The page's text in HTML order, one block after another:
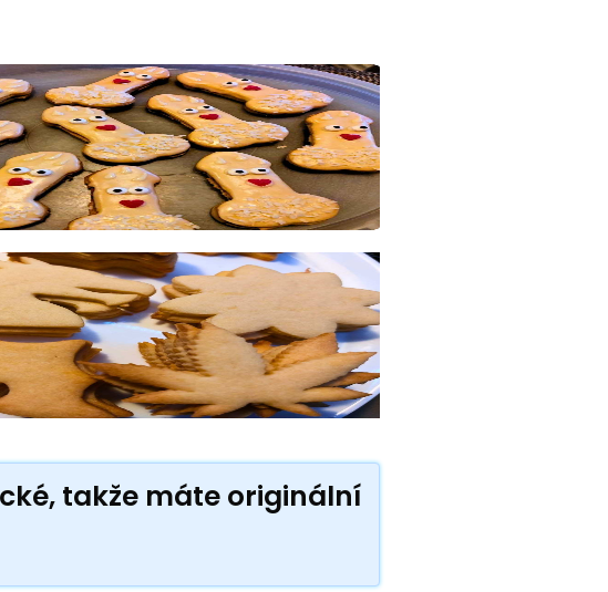
takže máte originální